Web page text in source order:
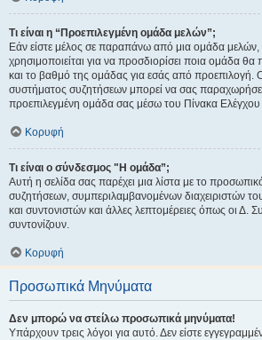
Τι είναι η “Προεπιλεγμένη ομάδα μελών”;
Εάν είστε μέλος σε παραπάνω από μια ομάδα μελών,
χρησιμοποιείται για να προσδιορίσει ποια ομάδα θα
και το βαθμό της ομάδας για εσάς από προεπιλογή. Ο
συστήματος συζητήσεων μπορεί να σας
προεπιλεγμένη ομάδα σας μέσω του Πίνακα
Κορυφή
Τι είναι ο σύνδεσμος "Η ομάδα”;
Αυτή η σελίδα σας παρέχει μια λίστα με το
συζητήσεων, συμπεριλαμβανομένων διαχειριστών
και συντονιστών και άλλες λεπτομέρειες όπως οι Δ.
συντονίζουν.
Κορυφή
Προσωπικά Μηνύματα
Δεν μπορώ να στείλω προσωπικά μηνύματα!
Υπάρχουν τρεις λόγοι για αυτό. Δεν είστε